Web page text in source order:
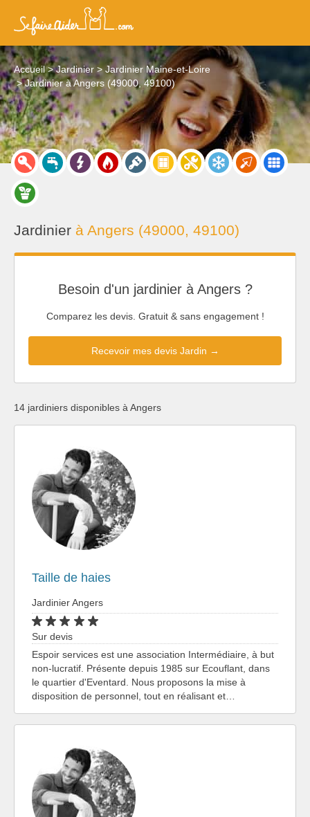
Accueil Jardinier
Jardinier Maine-et-Loire
Jardinier à Angers (49000, 49100)
Jardinier à Angers (49000, 49100)
Besoin d'un jardinier à Angers ?
Comparez les devis. Gratuit & sans engagement !
Recevoir mes devis Jardin →
14 jardiniers disponibles à Angers
Taille de haies
Jardinier Angers
Sur devis
Espoir services est une association Intermédiaire, à but
non-lucratif. Présente depuis 1985 sur Ecouflant, dans
le quartier d'Eventard. Nous proposons la mise à
disposition de personnel, tout en réalisant et…